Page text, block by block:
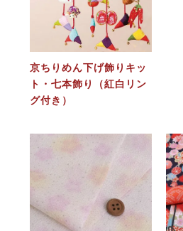
京ちりめん下げ飾りキッ
ト・七本飾り（紅白リン
グ付き）